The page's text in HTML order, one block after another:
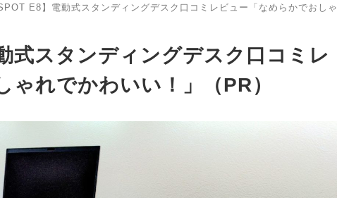
E8】電動式スタンディングデスク口コミレビュー「なめらかでおしゃ
式スタンディングデスク口コミレ
ゃれでかわいい！」（PR）